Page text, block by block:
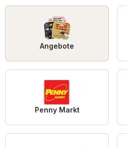
Angebote
Penny Markt